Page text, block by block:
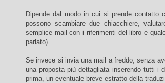
Dipende dal modo in cui si prende contatto
possono scambiare due chiacchiere,
semplice mail con i riferimenti del libro e
parlato).
Se invece si invia una mail a freddo, senza
una proposta più dettagliata inserendo tutti
prima, un eventuale breve estratto della